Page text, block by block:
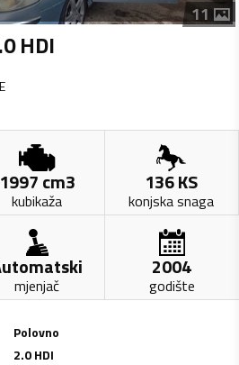
11
HDI
1997cm3
kubikaža
136KS
konjska snaga
mjenjač
2004
godište
Polovno
2.0 HDI